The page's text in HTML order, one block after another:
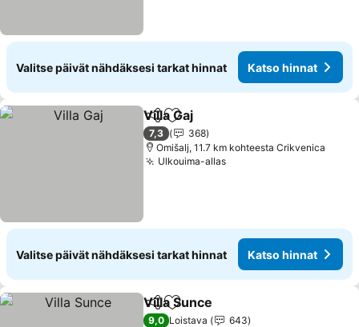
Valitse päivät nähdäksesi tarkat hinnat Katso hinnat
Jaa Lisää suosikkeihin
Villa Gaj
7,3
368
Omišalj, 11.7 km kohteesta Crikvenica
Ulkouima-allasKatso hinnat
Valitse päivät nähdäksesi tarkat hinnat Katso hinnat
Jaa Lisää suosikkeihin
Villa Sunce
9,0 Loistava
643